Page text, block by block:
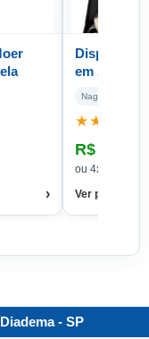
›
Dispenser
em Acrílico
Nagano
★★★★★
R$ 73,80
ou 4x de R$
Ver produto
Diadema- SP